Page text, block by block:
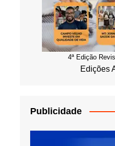
4ª Edição
Edições
Publicidade